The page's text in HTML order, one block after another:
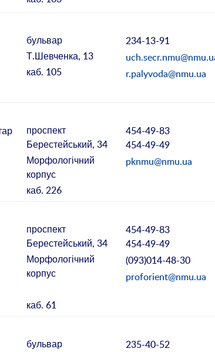
бульвар
Т.Шевченка, 13
каб. 105
234-13-91
r.palyvoda@nmu.ua
проспект
Берестейський, 34
Морфологічний
корпус
каб. 226
454-49-83
454-49-49
pknmu@nmu.ua
проспект
Берестейський, 34
Морфологічний
корпус
каб. 61
454-49-83
454-49-49
(093)014-48-30
proforient@nmu.ua
бульвар
235-40-52